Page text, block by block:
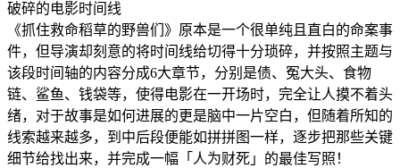
破碎的电影时间线
《抓住救命稻草的野兽们》原本是一个很单纯且直白的命案事
件，但导演却刻意的将时间线给切得十分琐碎，并按照主题与
该段时间轴的内容分成6大章节，分别是债、冤大头、食物
链、鲨鱼、钱袋等，使得电影在一开场时，完全让人摸不着头
绪，对于故事是如何进展的更是脑中一片空白，但随着所知的
线索越来越多，到中后段便能如拼拼图一样，逐步把那些关键
细节给找出来，并完成一幅「人为财死」的最佳写照！